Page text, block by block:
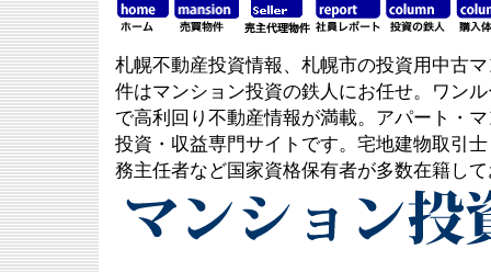
札幌不動産投資情報、札幌市の投資用中古
件はマンション投資の鉄人にお任せ。ワン
で高利回り不動産情報が満載。アパート・
投資・収益専門サイトです。宅地建物取引
務主任者など国家資格保有者が多数在籍し